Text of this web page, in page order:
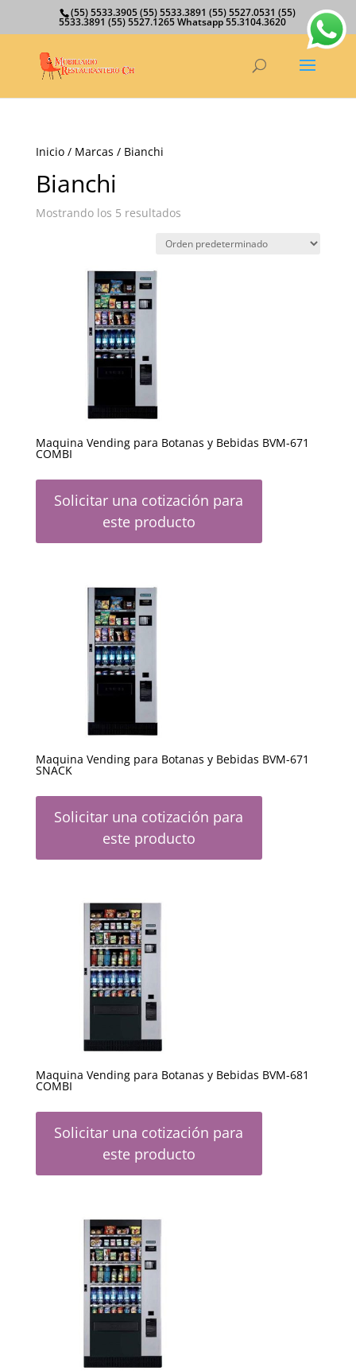
(55) 5533.3905 (55) 5533.3891 (55) 5527.0531 (55)
5533.3891 (55) 5527.1265 Whatsapp 55.3104.3620
Inicio/ Marcas / Bianchi
Bianchi
Mostrando los 5 resultados
Maquina Vending para Botanas y Bebidas BVM-671
COMBI
Solicitar una cotización para
este producto
Maquina Vending para Botanas y Bebidas BVM-671
SNACK
Solicitar una cotización para
este producto
Maquina Vending para Botanas y Bebidas BVM-681
COMBI
Solicitar una cotización para
este producto